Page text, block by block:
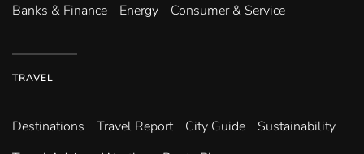
Banks & Finance
Energy Consumer & Service
TRAVEL
Destinations Travel Report City Guide
Sustainability